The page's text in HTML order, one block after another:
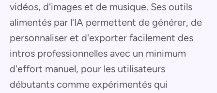
vidéos, d'images et de musique. Ses outils
alimentés par l'IA permettent de générer, de
personnaliser et d'exporter facilement des
intros professionnelles avec un minimum
d'effort manuel, pour les utilisateurs
débutants comme expérimentés qui